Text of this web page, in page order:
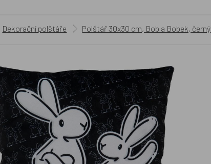
Dekorační polštáře Polštář 30x30 cm, Bob a Bobek, černý